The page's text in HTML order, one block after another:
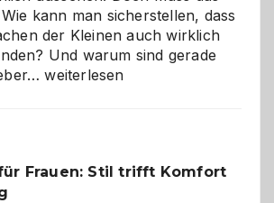
kann man sicherstellen, dass
der Kleinen auch wirklich
Und warum sind gerade
Namensaufkleber
gegen
weiterlesen
Frauen: Stil trifft Komfort